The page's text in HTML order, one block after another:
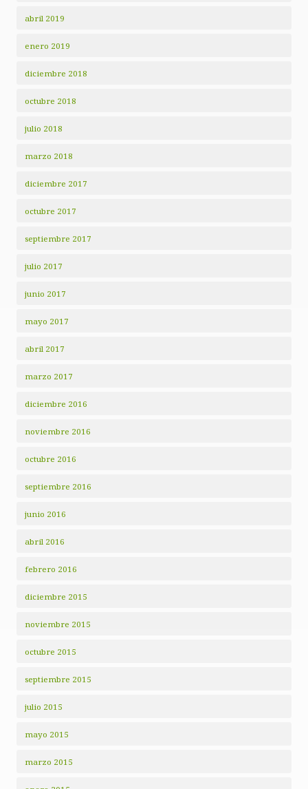
abril 2019
enero 2019
diciembre 2018
octubre 2018
julio 2018
marzo 2018
diciembre 2017
octubre 2017
septiembre 2017
julio 2017
junio 2017
mayo 2017
abril 2017
marzo 2017
diciembre 2016
noviembre 2016
octubre 2016
septiembre 2016
junio 2016
abril 2016
febrero 2016
diciembre 2015
noviembre 2015
octubre 2015
septiembre 2015
julio 2015
mayo 2015
marzo 2015